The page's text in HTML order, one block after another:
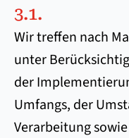
3.1.
Wir treffen nach
unter
der
Umfangs, der
Verarbeitung